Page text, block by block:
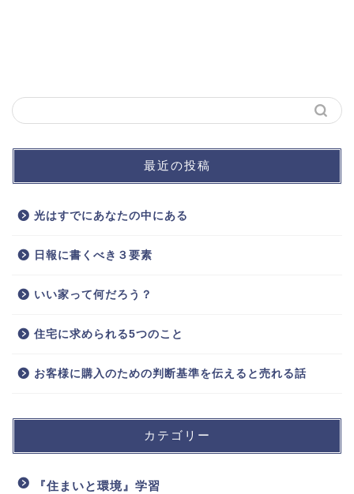
最近の投稿
光はすでにあなたの中にある
日報に書くべき３要素
いい家って何だろう？
住宅に求められる5つのこと
お客様に購入のための判断基準を伝えると売れる話
カテゴリー
『住まいと環境』学習